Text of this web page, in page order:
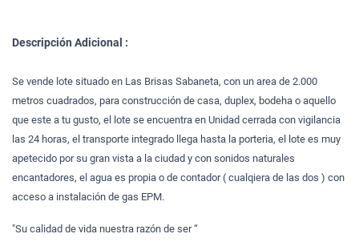
Descripción Adicional :
Se vende lote situado en Las Brisas Sabaneta, con un area de 2.000
metros cuadrados, para construcción de casa, duplex, bodeha o aquello
que este a tu gusto, el lote se encuentra en Unidad cerrada con vigilancia
las 24 horas, el transporte integrado llega hasta la porteria, el lote es muy
apetecido por su gran vista a la ciudad y con sonidos naturales
encantadores, el agua es propia o de contador ( cualqiera de las dos ) con
acceso a instalación de gas EPM.
"Su calidad de vida nuestra razón de ser “